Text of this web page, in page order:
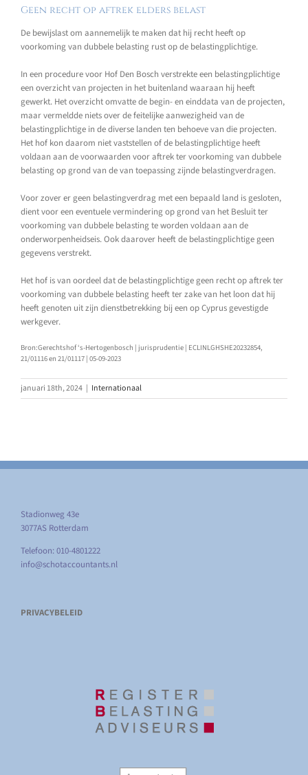
Geen recht op aftrek elders belast
De bewijslast om aannemelijk te maken dat hij recht heeft op
voorkoming van dubbele belasting rust op de belastingplichtige.
In een procedure voor Hof Den Bosch verstrekte een belastingplichtige
een overzicht van projecten in het buitenland waaraan hij heeft
gewerkt. Het overzicht omvatte de begin- en einddata van de projecten,
maar vermeldde niets over de feitelijke aanwezigheid van de
belastingplichtige in de diverse landen ten behoeve van die projecten.
Het hof kon daarom niet vaststellen of de belastingplichtige heeft
voldaan aan de voorwaarden voor aftrek ter voorkoming van dubbele
belasting op grond van de van toepassing zijnde belastingverdragen.
Voor zover er geen belastingverdrag met een bepaald land is gesloten,
dient voor een eventuele vermindering op grond van het Besluit ter
voorkoming van dubbele belasting te worden voldaan aan de
onderworpenheidseis. Ook daarover heeft de belastingplichtige geen
gegevens verstrekt.
Het hof is van oordeel dat de belastingplichtige geen recht op aftrek ter
voorkoming van dubbele belasting heeft ter zake van het loon dat hij
heeft genoten uit zijn dienstbetrekking bij een op Cyprus gevestigde
werkgever.
Bron:Gerechtshof ‘s-Hertogenbosch | jurisprudentie | ECLINLGHSHE20232854,
21/01116 en 21/01117 | 05-09-2023
januari 18th, 2024 | Internationaal
Stadionweg 43e
3077AS Rotterdam
Telefoon: 010-4801222
info@schotaccountants.nl
PRIVACYBELEID